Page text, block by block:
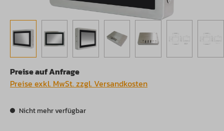
Preise auf Anfrage
Preise exkl. MwSt. zzgl. Versandkosten
Nicht mehr verfügbar